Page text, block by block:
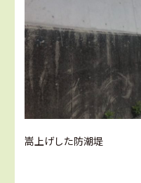
嵩上げした防潮堤